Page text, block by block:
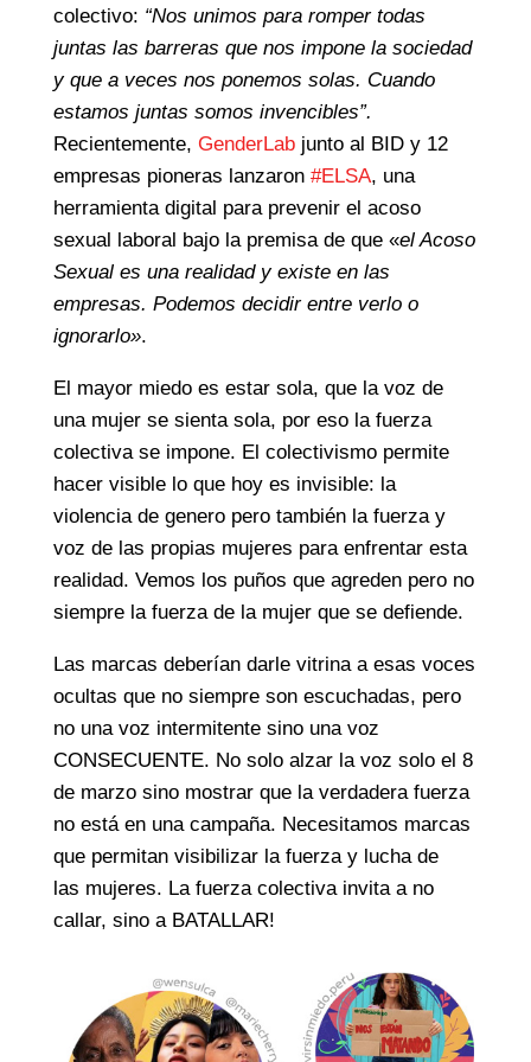
colectivo: “Nos unimos para romper todas
juntas las barreras que nos impone la sociedad
y que a veces nos ponemos solas. Cuando
estamos juntas somos invencibles”.
Recientemente, GenderLabjunto al BID y 12
empresas pioneras lanzaron #ELSA, una
herramienta digital para prevenir el acoso
sexual laboral bajo la premisa de que «el Acoso
Sexual es una realidad y existe en las
empresas. Podemos decidir entre verlo o
ignorarlo».
El mayor miedo es estar sola, que la voz de
una mujer se sienta sola, por eso la fuerza
colectiva se impone. El colectivismo permite
hacer visible lo que hoy es invisible: la
violencia de genero pero también la fuerza y
voz de las propias mujeres para enfrentar esta
realidad. Vemos los puños que agreden pero no
siempre la fuerza de la mujer que se defiende.
Las marcas deberían darle vitrina a esas voces
ocultas que no siempre son escuchadas, pero
no una voz intermitente sino una voz
CONSECUENTE. No solo alzar la voz solo el 8
de marzo sino mostrar que la verdadera fuerza
no está en una campaña. Necesitamos marcas
que permitan visibilizar la fuerza y lucha de
las mujeres. La fuerza colectiva invita a no
callar, sino a BATALLAR!